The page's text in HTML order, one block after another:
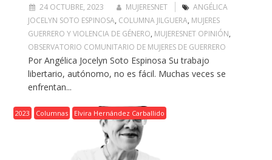
24 OCTUBRE, 2023 MUJERESNET
ANGÉLICA
JOCELYN SOTO ESPINOSA, COLUMNA JILGUERA, MUJERES
GUERRERO Y VIOLENCIA DE GÉNERO, MUJERESNET OPINIÓN,
OBSERVATORIO COMUNITARIO DE MUJERES DE GUERRERO
Por Angélica Jocelyn Soto Espinosa Su trabajo
libertario, autónomo, no es fácil. Muchas veces se
enfrentan...
2023 Columnas Elvira Hernández Carballido